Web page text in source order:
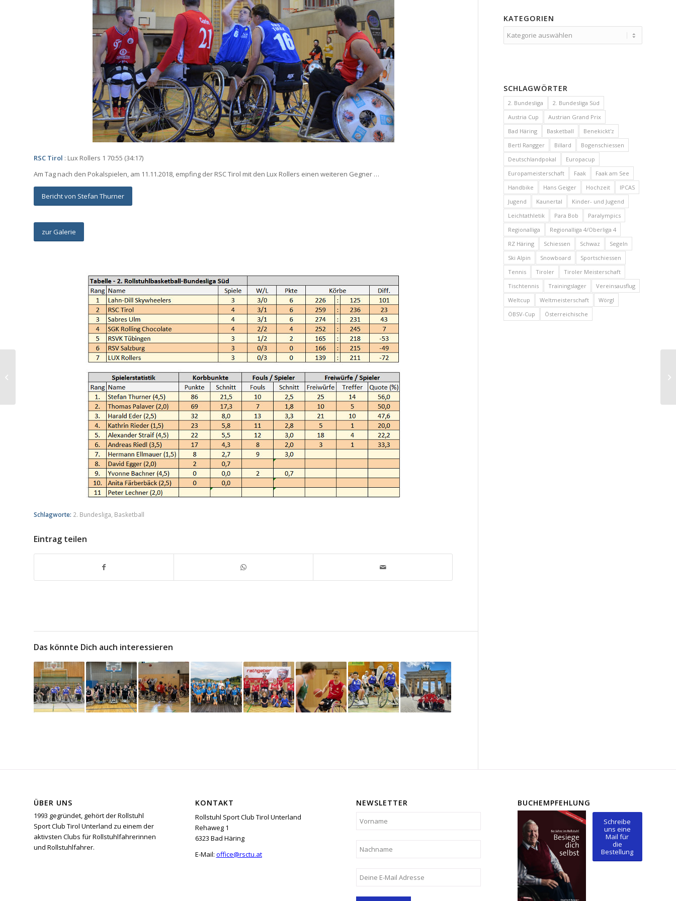
RSC Tirol : Lux Rollers 1 70:55 (34:17)
Am Tag nach den Pokalspielen, am 11.11.2018, empfing der RSC Tirol mit den Lux Rollers einen weiteren Gegner …
Bericht von Stefan Thurner
zur Galerie
Schlagworte: 2. Bundesliga, Basketball
Eintrag teilen
Das könnte Dich auch interessieren
KATEGORIEN
SCHLAGWÖRTER
2. Bundesliga
2. Bundesliga Süd
Austria Cup
Austrian Grand Prix
Bad Häring
Basketball
Benekickt'z
Bertl Rangger
Billard
Bogenschiessen
Deutschlandpokal
Europacup
Europameisterschaft
Faak
Faak am See
Handbike
Hans Geiger Hochzeit
IPCAS
Jugend
Kaunertal
Kinder- und Jugend
Leichtathletik
Para Bob
Paralympics
Regionalliga
Regionalliga 4/Oberliga 4
RZ Häring
Schiessen Schwaz
Segeln
Ski Alpin
Snowboard
Sportschiessen
Tennis
Tiroler
Tiroler Meisterschaft
Tischtennis
Trainingslager
Vereinsausflug
Weltcup
Weltmeisterschaft
Wörgl
ÖBSV-Cup
Österreichische
ÜBER UNS
1993 gegründet, gehört der Rollstuhl
Sport Club Tirol Unterland zu einem der
aktivsten Clubs für Rollstuhlfahrerinnen
und Rollstuhlfahrer.
KONTAKT
Rollstuhl Sport Club Tirol Unterland
Rehaweg 1
6323 Bad Häring
E-Mail: office@rsctu.at
NEWSLETTER BUCHEMPFEHLUNG
Schreibe
uns eine
Mail für
die
Bestellung